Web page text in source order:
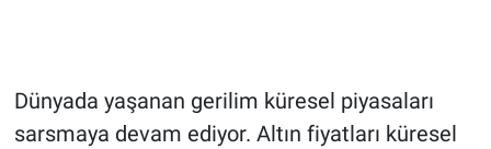
Dünyada yaşanan gerilim küresel piyasaları
sarsmaya devam ediyor. Altın fiyatları küresel
İlan